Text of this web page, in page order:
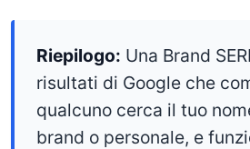
Riepilogo: Una Brand
risultati di Google che
qualcuno cerca il tuo
brand o personale, e